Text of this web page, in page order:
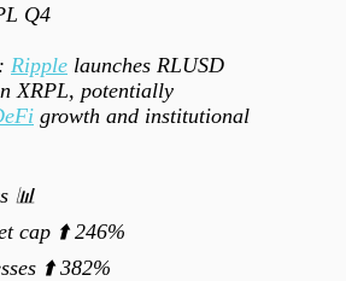
Q4
Ripple launches RLUSD
XRPL, potentially
growth and institutional
📊
cap ⬆️ 246%
⬆️ 382%